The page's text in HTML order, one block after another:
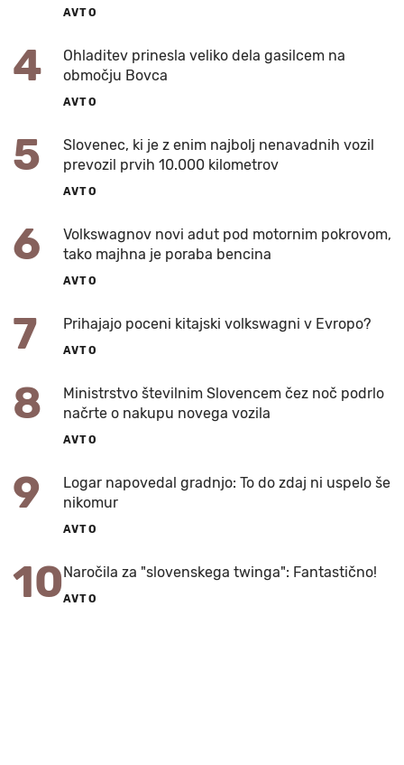
AVTO
4
Ohladitev prinesla veliko dela gasilcem na
območju Bovca
AVTO
5
Slovenec, ki je z enim najbolj nenavadnih vozil
prevozil prvih 10.000 kilometrov
AVTO
6
Volkswagnov novi adut pod motornim pokrovom,
tako majhna je poraba bencina
AVTO
7 Prihajajo poceni kitajski volkswagni v Evropo?
AVTO
8
Ministrstvo številnim Slovencem čez noč podrlo
načrte o nakupu novega vozila
AVTO
9
Logar napovedal gradnjo: To do zdaj ni uspelo še
nikomur
AVTO
10Naročila za "slovenskega twinga": Fantastično!
AVTO